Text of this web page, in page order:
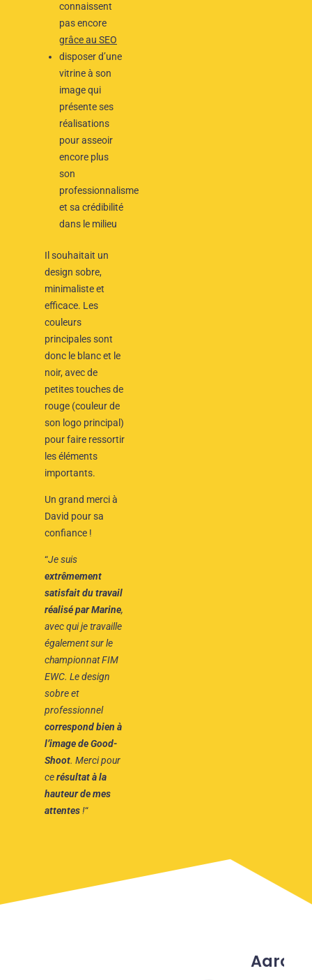
connaissent
pas encore
grâce au SEO
disposer d’une
vitrine à son
image qui
présente ses
réalisations
pour asseoir
encore plus
son
professionnalisme
et sa crédibilité
dans le milieu
Il souhaitait un
design sobre,
minimaliste et
efficace. Les
couleurs
principales sont
donc le blanc et le
noir, avec de
petites touches de
rouge (couleur de
son logo principal)
pour faire ressortir
les éléments
importants.
Un grand merci à
David pour sa
confiance !
“Je suis
extrêmement
satisfait du travail
réalisé par Marine,
avec qui je travaille
également sur le
championnat FIM
EWC. Le design
sobre et
professionnel
correspond bien à
l’image de Good-
Shoot. Merci pour
cerésultat à la
hauteur de mes
attentes !“
Aaron